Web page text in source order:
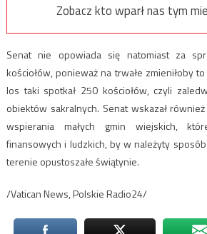
Zobacz kto wparł nas tym
Senat nie opowiada się natomiast za
kościołów, ponieważ na trwałe zmieniłoby
los taki spotkał 250 kościołów, czyli
obiektów sakralnych. Senat wskazał
wspierania małych gmin wiejskich,
finansowych i ludzkich, by w należyty
terenie opustoszałe świątynie.
/Vatican News, Polskie Radio24/